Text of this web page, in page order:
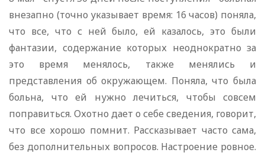
внезапно (точно указывает время: 16 часов) поняла,
что все, что с ней было, ей казалось, это были
фантазии, содержание которых неоднократно за
это время менялось, также менялись и
представления об окружающем. Поняла, что была
больна, что ей нужно лечиться, чтобы совсем
поправиться. Охотно дает о себе сведения, говорит,
что все хорошо помнит. Рассказывает часто сама,
без дополнительных вопросов. Настроение ровное.